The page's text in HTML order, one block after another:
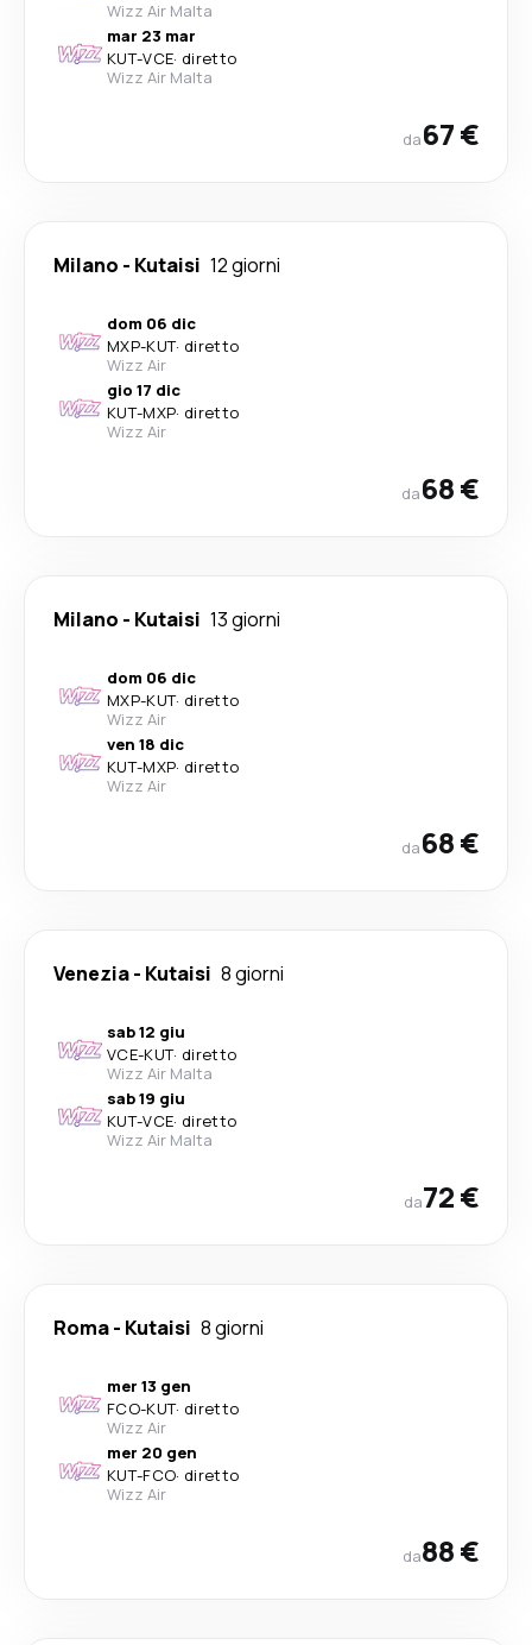
Wizz Air Malta
mar 23 mar
KUT-VCE· diretto
Wizz Air Malta
da67 €
Milano - Kutaisi 12 giorni
dom 06 dic
MXP-KUT· diretto
Wizz Air
gio 17 dic
KUT-MXP· diretto
Wizz Air
da68 €
Milano - Kutaisi 13 giorni
dom 06 dic
MXP-KUT· diretto
Wizz Air
ven 18 dic
KUT-MXP· diretto
Wizz Air
da68 €
Venezia- Kutaisi 8 giorni
sab 12 giu
VCE-KUT· diretto
Wizz Air Malta
sab 19 giu
KUT-VCE· diretto
Wizz Air Malta
da72 €
Roma- Kutaisi 8 giorni
mer 13 gen
FCO-KUT· diretto
Wizz Air
mer 20 gen
KUT-FCO· diretto
Wizz Air
da88 €